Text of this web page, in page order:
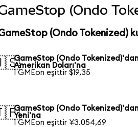
(Ondo
(Ondo Tokenized)
GameStop (Ondo
Amerikan Doları'na
1 GMEon eşittir $19,35
GameStop (Ondo
Yeni'na
1 GMEon eşittir ¥3.054,69